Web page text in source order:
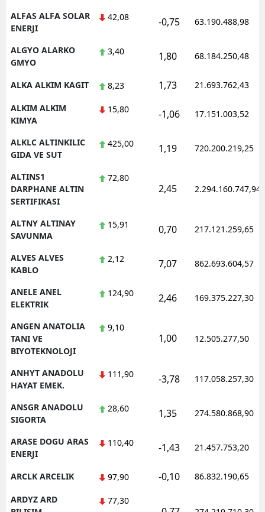
Zonguldak
Aksaray
Batman
Yalova
Karabük
Osmaniye
ALFAS ALFA SOLAR
ENERJI
42,08 -0,75 63.190.488,98
ALGYO ALARKO
GMYO
3,40 1,80 68.184.250,48
ALKA ALKIM KAGIT 8,23 1,73 21.693.762,43
ALKIM ALKIM
KIMYA
15,80 -1,06 17.151.003,52
ALKLC ALTINKILIC
GIDA VE SUT
425,00 1,19 720.200.219,25
ALTINS1
DARPHANE ALTIN
SERTIFIKASI
72,80
2,45 2.294.160.747,94
ALTNY ALTINAY
SAVUNMA
15,91 0,70 217.121.259,65
ALVES ALVES
KABLO
2,12 7,07 862.693.604,57
ANELE ANEL
ELEKTRIK
124,90 2,46 169.375.227,30
ANGEN ANATOLIA
TANI VE
BIYOTEKNOLOJI
9,10
1,00 12.505.277,50
ANHYT ANADOLU
HAYAT EMEK.
111,90 -3,78 117.058.257,30
ANSGR ANADOLU
SIGORTA
28,60 1,35 274.580.868,90
ARASE DOGU ARAS
ENERJI
110,40 -1,43 21.457.753,20
ARCLK ARCELIK 97,90 -0,10 86.832.190,65
ARDYZ ARD
77,30